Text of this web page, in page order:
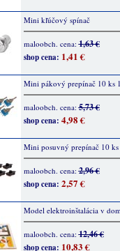
Mini kľúčový spínač
maloobch. cena:1,63 €
shop cena: 1,41 €
Mini pákový prepínač 10 ks
maloobch. cena:5,73 €
shop cena: 4,98 €
Mini posuvný prepínač 10 ks
maloobch. cena:2,96 €
shop cena: 2,57 €
Model elektroinštalácia v
maloobch. cena:12,46 €
shop cena: 10,83 €